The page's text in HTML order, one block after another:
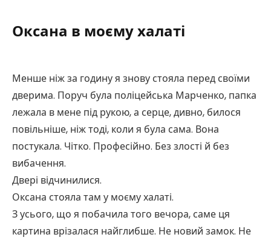
Оксана в моєму халаті
Менше ніж за годину я знову стояла перед своїми
дверима. Поруч була поліцейська Марченко, папка
лежала в мене під рукою, а серце, дивно, билося
повільніше, ніж тоді, коли я була сама. Вона
постукала. Чітко. Професійно. Без злості й без
вибачення.
Двері відчинилися.
Оксана стояла там у моєму халаті.
З усього, що я побачила того вечора, саме ця
картина врізалася найглибше. Не новий замок. Не